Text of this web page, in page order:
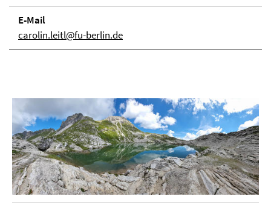
E-Mail
carolin.leitl@fu-berlin.de